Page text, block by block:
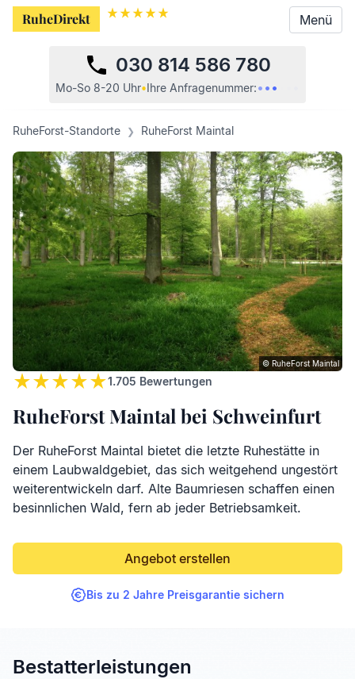
RuheDirekt Menü
030 814 586 780
Mo-So 8-20 Uhr•Ihre Anfragenummer:• • •
RuheDirekt Menü
RuheForst-Standorte RuheForst Maintal
1.705 Bewertungen
RuheForst Maintal bei Schweinfurt
Der RuheForst Maintal bietet die letzte Ruhestätte in
einem Laubwaldgebiet, das sich weitgehend ungestört
weiterentwickeln darf. Alte Baumriesen schaffen einen
besinnlichen Wald, fern ab jeder Betriebsamkeit.
Angebot erstellen
Bis zu 2 Jahre Preisgarantie sichern
© RuheForst Maintal
Bestatterleistungen